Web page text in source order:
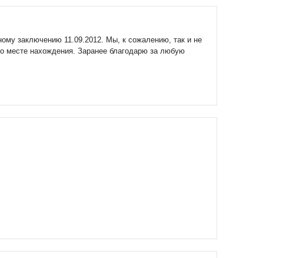
заключению 11.09.2012. Мы, к сожалению, так и не
месте нахождения. Заранее благодарю за любую